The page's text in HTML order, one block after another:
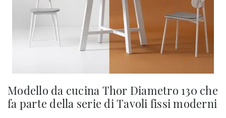
Modello da cucina Thor Diametro 130 che
fa parte della serie di Tavoli fissi moderni